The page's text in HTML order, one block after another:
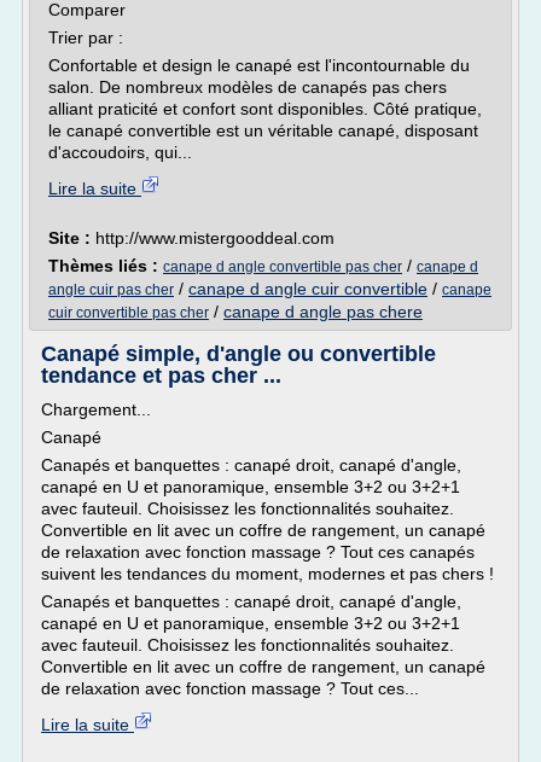
Comparer
Trier par :
Confortable et design le canapé est l'incontournable du
salon. De nombreux modèles de canapés pas chers
alliant praticité et confort sont disponibles. Côté pratique,
le canapé convertible est un véritable canapé, disposant
d'accoudoirs, qui...
Lire la suite
Site : http://www.mistergooddeal.com
Thèmes liés : canape d angle convertible pas cher / canape d
angle cuir pas cher / canape d angle cuir convertible / canape
cuir convertible pas cher / canape d angle pas chere
Canapé simple, d'angle ou convertible
tendance et pas cher ...
Chargement...
Canapé
Canapés et banquettes : canapé droit, canapé d'angle,
canapé en U et panoramique, ensemble 3+2 ou 3+2+1
avec fauteuil. Choisissez les fonctionnalités souhaitez.
Convertible en lit avec un coffre de rangement, un canapé
de relaxation avec fonction massage ? Tout ces canapés
suivent les tendances du moment, modernes et pas chers !
Canapés et banquettes : canapé droit, canapé d'angle,
canapé en U et panoramique, ensemble 3+2 ou 3+2+1
avec fauteuil. Choisissez les fonctionnalités souhaitez.
Convertible en lit avec un coffre de rangement, un canapé
de relaxation avec fonction massage ? Tout ces...
Lire la suite